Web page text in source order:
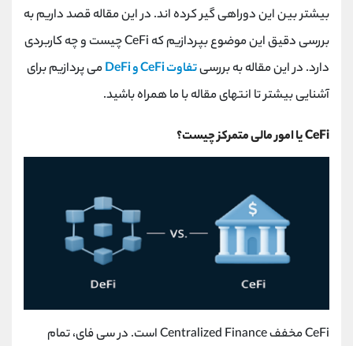
بیشتر بین این دوراهی گیر کرده اند. در این مقاله قصد داریم به
بررسی دقیق این موضوع بپردازیم که CeFi چیست و چه کاربردی
دارد. در این مقاله به بررسیتفاوت CeFi و DeFi
می پردازیم برای
آشنایی بیشتر تا انتهای مقاله با ما همراه باشید.
CeFi یا امور مالی متمرکز چیست؟
CeFi مخفف Centralized Finance است. در سی فای، تمام